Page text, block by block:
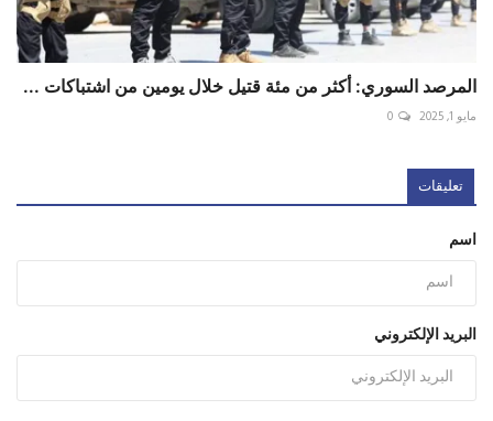
المرصد السوري: أكثر من مئة قتيل خلال يومين من اشتباكات ...
مايو 1, 2025 0
تعليقات
اسم
البريد الإلكتروني